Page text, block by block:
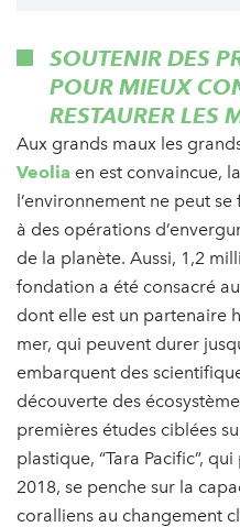
SOUTENIR DES
POUR MIEUX
RESTAURER LES
Aux grands maux les
Veolia en est convaincue,
l’environnement ne peut
à des opérations
de la planète. Aussi, 1,2
fondation a été consacré
dont elle est un partenaire
mer, qui peuvent durer
embarquent des
découverte des
premières études ciblées
plastique, “Tara Pacific”,
2018, se penche sur la
coralliens au changement